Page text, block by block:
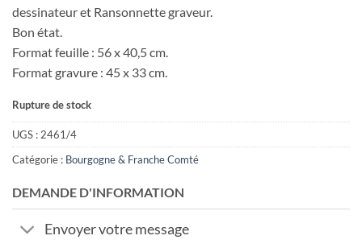
dessinateur et Ransonnette graveur.
Bon état.
Format feuille : 56 x 40,5 cm.
Format gravure : 45 x 33 cm.
Rupture de stock
UGS :2461/4
Catégorie : Bourgogne & Franche Comté
DEMANDE D'INFORMATION
Envoyer votre message